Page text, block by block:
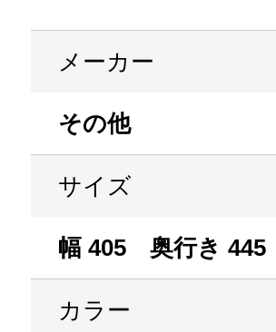
メーカー
その他
サイズ
幅 405 奥行き
カラー